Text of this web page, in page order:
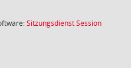
SitzungsdienstSession(Wird in